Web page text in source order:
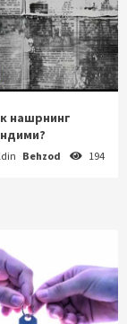
нашрнинг
Behzod 194